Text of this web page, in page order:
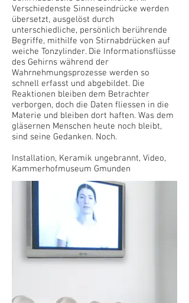
Verschiedenste Sinneseindrücke werden
übersetzt, ausgelöst durch
unterschiedliche, persönlich berührende
Begriffe, mithilfe von Stirnabdrücken auf
weiche Tonzylinder. Die Informationsflüsse
des Gehirns während der
Wahrnehmungsprozesse werden so
schnell erfasst und abgebildet. Die
Reaktionen bleiben dem Betrachter
verborgen, doch die Daten fliessen in die
Materie und bleiben dort haften. Was dem
gläsernen Menschen heute noch bleibt,
sind seine Gedanken. Noch.
Installation, Keramik ungebrannt, Video,
Kammerhofmuseum Gmunden